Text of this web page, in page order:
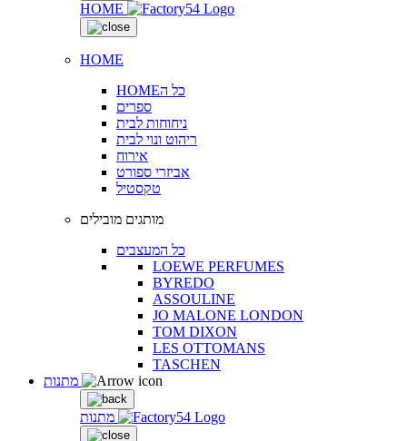
HOME
HOME
HOMEכל ה
ספרים
ניחוחות לבית
ריהוט ונוי לבית
אירוח
אביזרי ספורט
טקסטיל
מותגים מובילים
כל המעצבים
LOEWE PERFUMES
BYREDO
ASSOULINE
JO MALONE LONDON
TOM DIXON
LES OTTOMANS
TASCHEN
מתנות